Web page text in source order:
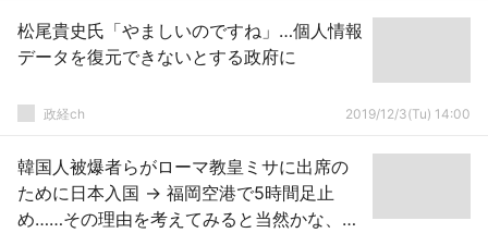
松尾貴史氏「やましいのですね」…個人情報
データを復元できないとする政府に
政経ch 2019/12/3(Tu) 14:00
韓国人被爆者らがローマ教皇ミサに出席の
ために日本入国 → 福岡空港で5時間足止
め……その理由を考えてみると当然かな、と